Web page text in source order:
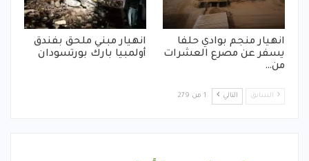
انهيار منجم بوادي حلفا
يسفر عن مصرع العشرات
من…
انهيار مبني ملحق بفندق
أولمبيا بارك بورتسودان
السابق التالي 1 من 279